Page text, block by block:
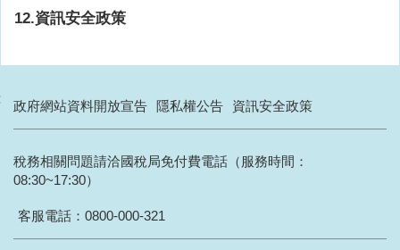
12.資訊安全政策
政府網站資料開放宣告 隱私權公告 資訊安全政策
稅務相關問題請洽國稅局免付費電話（服務時間：
08:30~17:30）
客服電話： 0800-000-321